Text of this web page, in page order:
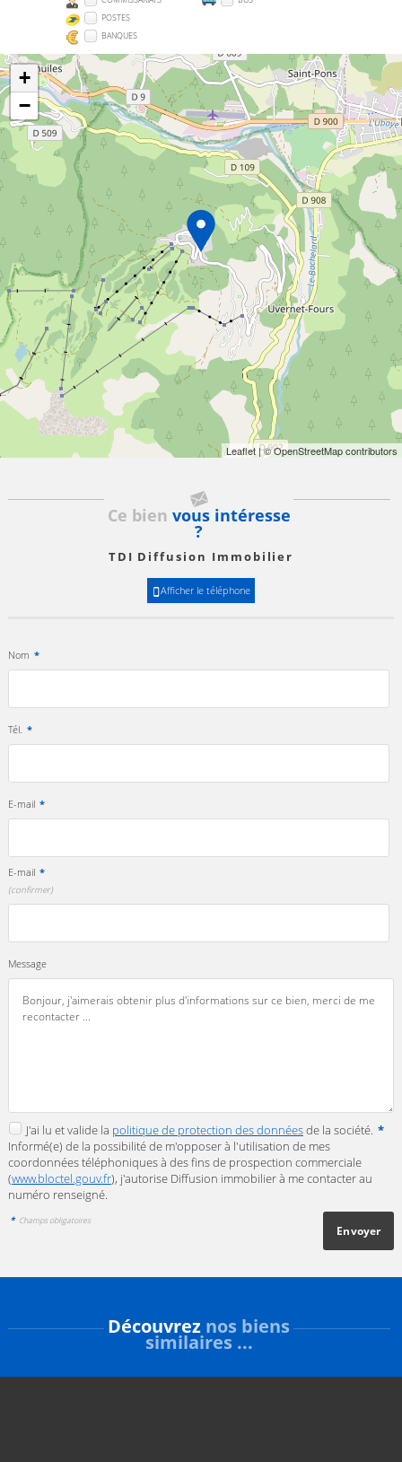
POSTES
BANQUES
+
−
Leaflet | © OpenStreetMap contributors
Ce bien vous intéresse
?
TDI Diffusion Immobilier
Afficher le téléphone
Nom *
Tél. *
E-mail *
E-mail *
(confirmer)
Message
J'ai lu et valide la politique de protection des donnéesde la société. *
Informé(e) de la possibilité de m'opposer à l'utilisation de mes
coordonnées téléphoniques à des fins de prospection commerciale
(www.bloctel.gouv.fr), j'autorise Diffusion immobilier à me contacter au
numéro renseigné.
* Champs obligatoires
Découvrez nos biens
similaires ...